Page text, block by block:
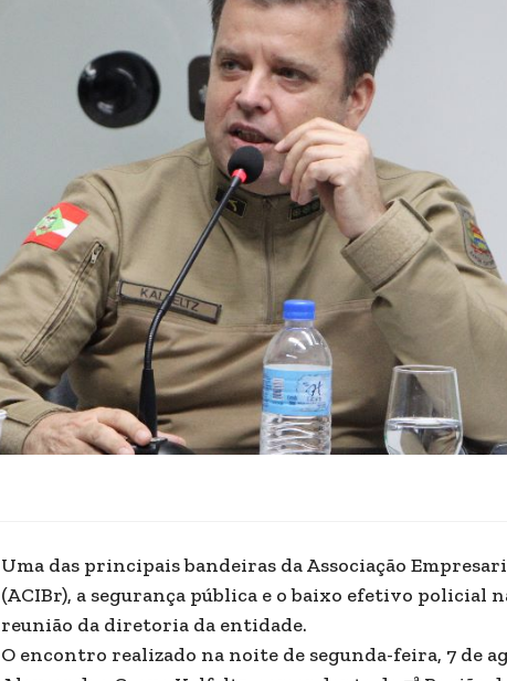
Uma das principais bandeiras da Associação
(ACIBr), a segurança pública e o baixo efetivo policial
reunião da diretoria da entidade.
O encontro realizado na noite de segunda-feira, 7 de